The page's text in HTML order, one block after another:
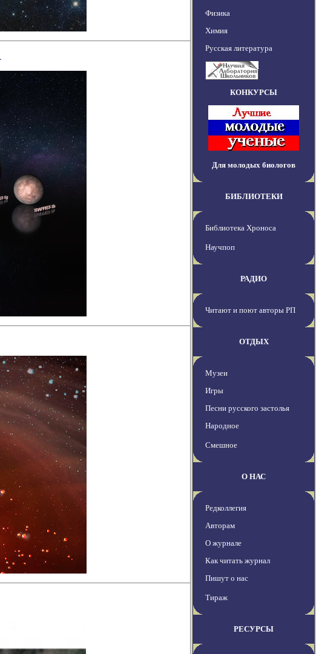
Физика
Химия
Русская литература
КОНКУРСЫ
Для молодых биологов
БИБЛИОТЕКИ
Библиотека Хроноса
Научпоп
РАДИО
Читают и поют авторы РП
ОТДЫХ
Музеи
Игры
Песни русского застолья
Народное
Смешное
О НАС
Редколлегия
Авторам
О журнале
Как читать журнал
Пишут о нас
Тираж
РЕСУРСЫ